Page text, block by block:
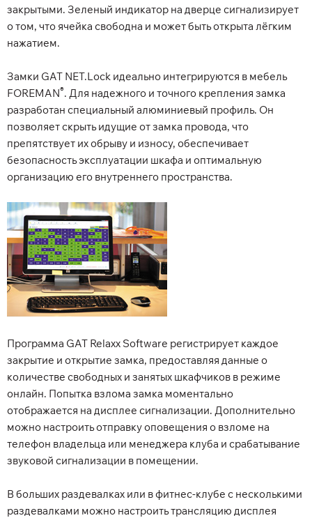
закрытыми. Зеленый индикатор на дверце сигнализирует
о том, что ячейка свободна и может быть открыта лёгким
нажатием.
Замки GAT NET.Lock идеально интегрируются в мебель
FOREMAN®. Для надежного и точного крепления замка
разработан специальный алюминиевый профиль. Он
позволяет скрыть идущие от замка провода, что
препятствует их обрыву и износу, обеспечивает
безопасность эксплуатации шкафа и оптимальную
организацию его внутреннего пространства.
Программа GAT Relaxx Software регистрирует каждое
закрытие и открытие замка, предоставляя данные о
количестве свободных и занятых шкафчиков в режиме
онлайн. Попытка взлома замка моментально
отображается на дисплее сигнализации. Дополнительно
можно настроить отправку оповещения о взломе на
телефон владельца или менеджера клуба и срабатывание
звуковой сигнализации в помещении.
В больших раздевалках или в фитнес-клубе с несколькими
раздевалками можно настроить трансляцию дисплея